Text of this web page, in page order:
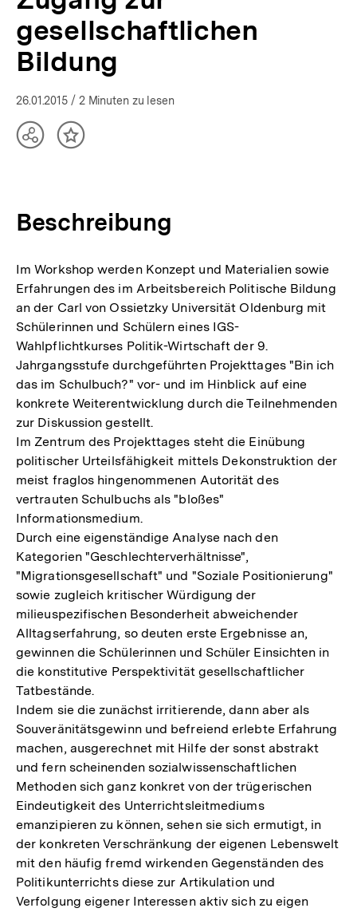
Bildung
Ungleichheiten
der
Demokratie
bpb.de
gesellschaftlichen
Bildung
26.01.2015 / 2 Minuten zu lesen
TeilenInhalt
Beschreibung
Im Workshop werden Konzept und Materialien sowie
Erfahrungen des im Arbeitsbereich Politische Bildung
an der Carl von Ossietzky Universität Oldenburg mit
Schülerinnen und Schülern eines IGS-
Wahlpflichtkurses Politik-Wirtschaft der 9.
Jahrgangsstufe durchgeführten Projekttages "Bin ich
das im Schulbuch?" vor- und im Hinblick auf eine
konkrete Weiterentwicklung durch die Teilnehmenden
zur Diskussion gestellt.
Im Zentrum des Projekttages steht die Einübung
politischer Urteilsfähigkeit mittels Dekonstruktion der
meist fraglos hingenommenen Autorität des
vertrauten Schulbuchs als "bloßes"
Informationsmedium.
Durch eine eigenständige Analyse nach den
Kategorien "Geschlechterverhältnisse",
"Migrationsgesellschaft" und "Soziale Positionierung"
sowie zugleich kritischer Würdigung der
milieuspezifischen Besonderheit abweichender
Alltagserfahrung, so deuten erste Ergebnisse an,
gewinnen die Schülerinnen und Schüler Einsichten in
die konstitutive Perspektivität gesellschaftlicher
Tatbestände.
Indem sie die zunächst irritierende, dann aber als
Souveränitätsgewinn und befreiend erlebte Erfahrung
machen, ausgerechnet mit Hilfe der sonst abstrakt
und fern scheinenden sozialwissenschaftlichen
Methoden sich ganz konkret von der trügerischen
Eindeutigkeit des Unterrichtsleitmediums
emanzipieren zu können, sehen sie sich ermutigt, in
der konkreten Verschränkung der eigenen Lebenswelt
mit den häufig fremd wirkenden Gegenständen des
Politikunterrichts diese zur Artikulation und
Verfolgung eigener Interessen aktiv sich zu eigen